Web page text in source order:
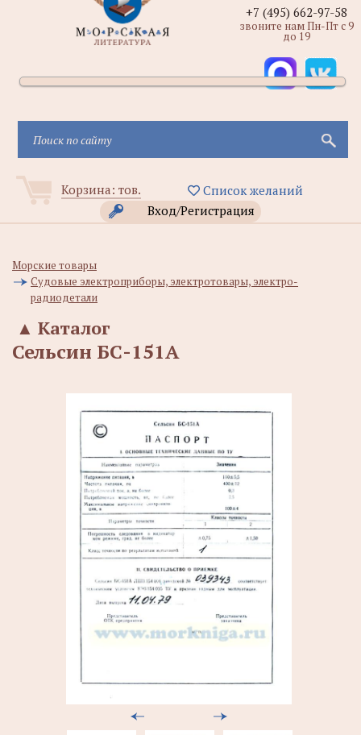
Корзина: тов.
Список желаний
Вход/Регистрация
+7 (495) 662-97-58
звоните нам Пн-Пт с 9
до 19
Морские товары
Судовые электроприборы, электротовары, электро-
радиодетали
Каталог
▲
Сельсин БС-151А